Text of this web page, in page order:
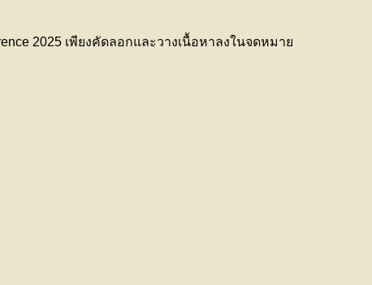
2025 เพียงคัดลอกและวางเนื้อหาลงในจดหมาย